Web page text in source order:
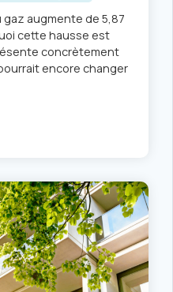
augmente de 5,87
cette hausse est
concrètement
encore changer